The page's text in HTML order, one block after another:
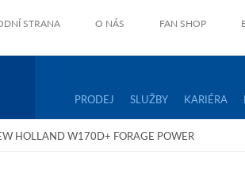
STRANA O NÁS FAN SHOP
PRODEJ SLUŽBY KARIÉRA
HOLLAND W170D+ FORAGE POWER